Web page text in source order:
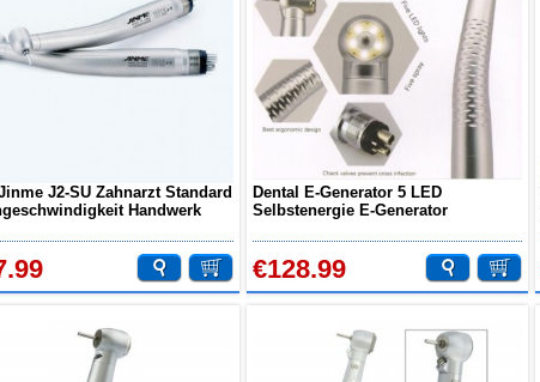
J2-SU Zahnarzt Standard
Handwerk
Dental E-Generator 5 LED
Selbstenergie E-Generator
Druckknopf
€128.99